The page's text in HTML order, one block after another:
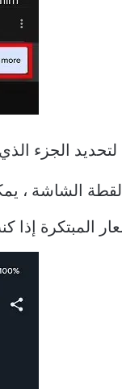
لتحديد الجزء
الشاشة ،
المبتكرة إذا